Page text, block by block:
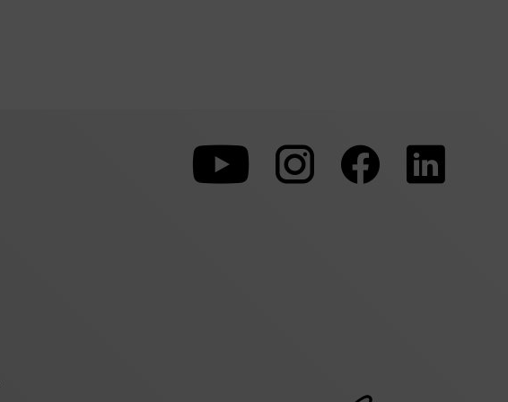
Zu
unserer
Zu
unserer
Zu
unserer